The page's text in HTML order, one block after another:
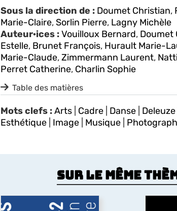
Sous la direction de : Doumet Christian,
Marie-Claire,Sorlin Pierre, Lagny Michèle
Auteur·ices :Vouilloux Bernard, Doumet
Estelle, Brunet François, Hurault Marie-
Marie-Claude,Zimmermann Laurent,
Perret Catherine, Charlin Sophie
Table des matières
Mots clefs :Arts| Cadre| Danse| Deleuze
Esthétique| Image| Musique|
Sur le même